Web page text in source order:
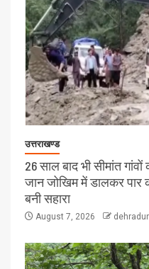
उत्तराखण्ड
26 साल बाद भी सीमांत
जान जोखिम में डालकर
बनी सहारा
August 7, 2026